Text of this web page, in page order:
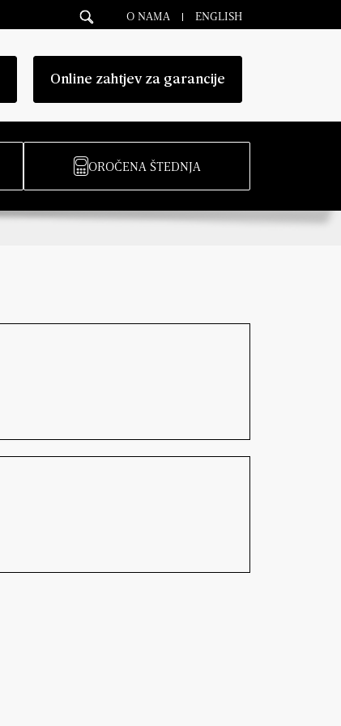
O NAMA ENGLISH
Online zahtjev za garancije
OROČENA ŠTEDNJA